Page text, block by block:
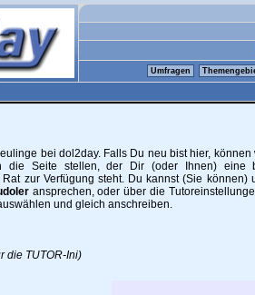
Umfragen
bei dol2day. Falls Du neu bist hier,
die Seite stellen, der Dir (oder Ihnen) eine
zur Verfügung steht. Du kannst (Sie können)
ansprechen, oder über die
und gleich anschreiben.
die TUTOR-Ini)